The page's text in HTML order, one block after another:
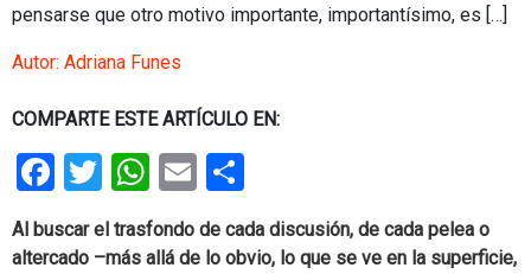
pensarse que otro motivo importante, importantísimo, es […]
Autor: Adriana Funes
COMPARTE ESTE ARTÍCULO EN:
Facebook
Twitter
WhatsApp
Email
Al buscar el trasfondo de cada discusión, de cada pelea o
altercado –más allá de lo obvio, lo que se ve en la superficie,